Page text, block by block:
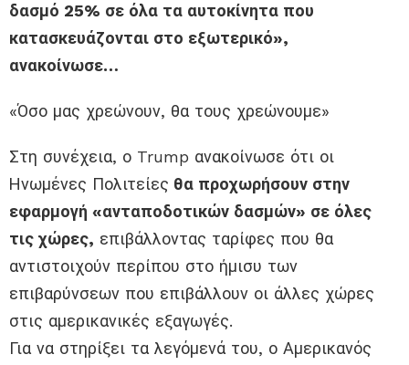
δασμό 25% σε όλα τα αυτοκίνητα που
κατασκευάζονται στο εξωτερικό»,
ανακοίνωσε…
«Όσο μας χρεώνουν, θα τους χρεώνουμε»
Στη συνέχεια, ο Trump ανακοίνωσε ότι οι
Ηνωμένες Πολιτείες θα προχωρήσουν στην
εφαρμογή «ανταποδοτικών δασμών» σε όλες
τις χώρες, επιβάλλοντας ταρίφες που θα
αντιστοιχούν περίπου στο ήμισυ των
επιβαρύνσεων που επιβάλλουν οι άλλες χώρες
στις αμερικανικές εξαγωγές.
Για να στηρίξει τα λεγόμενά του, ο Αμερικανός